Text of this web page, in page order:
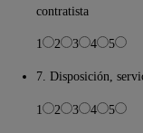
contratista
1 2 3 4 5
7. Disposición,
1 2 3 4 5